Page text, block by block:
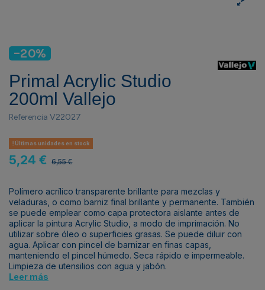
-20%
Primal Acrylic Studio
200ml Vallejo
Referencia V22027
Últimas unidades en stock
5,24 € 6,55 €
Polímero acrílico transparente brillante para mezclas y
veladuras, o como barniz final brillante y permanente. También
se puede emplear como capa protectora aislante antes de
aplicar la pintura Acrylic Studio, a modo de imprimación. No
utilizar sobre óleo o superficies grasas. Se puede diluir con
agua. Aplicar con pincel de barnizar en finas capas,
manteniendo el pincel húmedo. Seca rápido e impermeable.
Limpieza de utensilios con agua y jabón.
Leer más